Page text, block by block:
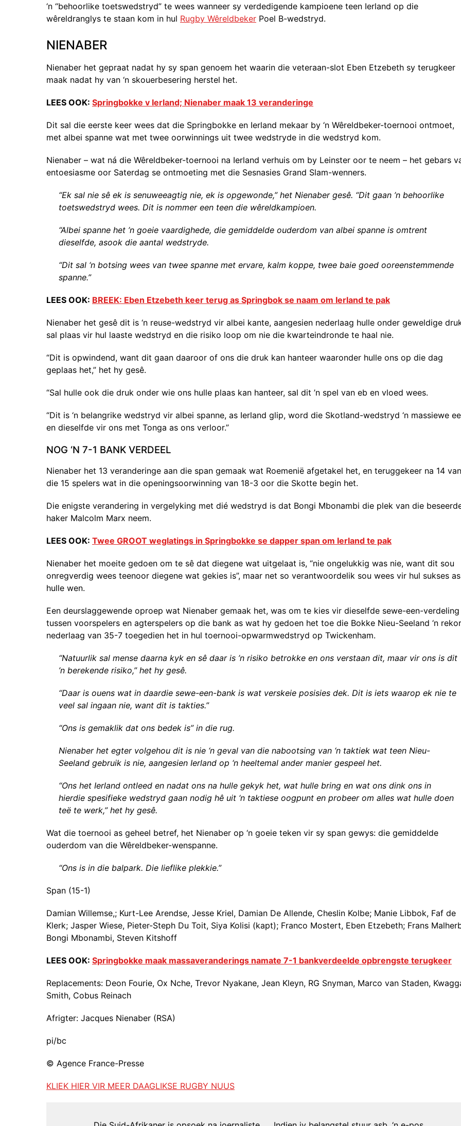
‘n “behoorlike toetswedstryd” te wees wanneer sy verdedigende kampioene teen Ierland op die
wêreldranglys te staan kom in hul Rugby Wêreldbeker Poel B-wedstryd.
NIENABER
Nienaber het gepraat nadat hy sy span genoem het waarin die veteraan-slot Eben Etzebeth sy terugkeer
maak nadat hy van ‘n skouerbesering herstel het.
LEES OOK: Springbokke v Ierland; Nienaber maak 13 veranderinge
Dit sal die eerste keer wees dat die Springbokke en Ierland mekaar by ‘n Wêreldbeker-toernooi ontmoet,
met albei spanne wat met twee oorwinnings uit twee wedstryde in die wedstryd kom.
Nienaber – wat ná die Wêreldbeker-toernooi na Ierland verhuis om by Leinster oor te neem – het gebars
entoesiasme oor Saterdag se ontmoeting met die Sesnasies Grand Slam-wenners.
“Ek sal nie sê ek is senuweeagtig nie, ek is opgewonde,” het Nienaber gesê. “Dit gaan ’n behoorlike
toetswedstryd wees. Dit is nommer een teen die wêreldkampioen.
“Albei spanne het ’n goeie vaardighede, die gemiddelde ouderdom van albei spanne is omtrent
dieselfde, asook die aantal wedstryde.
“Dit sal ‘n botsing wees van twee spanne met ervare, kalm koppe, twee baie goed ooreenstemmende
spanne.”
LEES OOK: BREEK: Eben Etzebeth keer terug as Springbok se naam om Ierland te pak
Nienaber het gesê dit is ‘n reuse-wedstryd vir albei kante, aangesien nederlaag hulle onder geweldige
sal plaas vir hul laaste wedstryd en die risiko loop om nie die kwarteindronde te haal nie.
“Dit is opwindend, want dit gaan daaroor of ons die druk kan hanteer waaronder hulle ons op die dag
geplaas het,” het hy gesê.
“Sal hulle ook die druk onder wie ons hulle plaas kan hanteer, sal dit ’n spel van eb en vloed wees.
“Dit is ‘n belangrike wedstryd vir albei spanne, as Ierland glip, word die Skotland-wedstryd ‘n massiewe
en dieselfde vir ons met Tonga as ons verloor.”
NOG ‘N 7-1 BANK VERDEEL
Nienaber het 13 veranderinge aan die span gemaak wat Roemenië afgetakel het, en teruggekeer na 14 van
die 15 spelers wat in die openingsoorwinning van 18-3 oor die Skotte begin het.
Die enigste verandering in vergelyking met dié wedstryd is dat Bongi Mbonambi die plek van die
haker Malcolm Marx neem.
LEES OOK: Twee GROOT weglatings in Springbokke se dapper span om Ierland te pak
Nienaber het moeite gedoen om te sê dat diegene wat uitgelaat is, “nie ongelukkig was nie, want dit sou
onregverdig wees teenoor diegene wat gekies is”, maar net so verantwoordelik sou wees vir hul sukses as
hulle wen.
Een deurslaggewende oproep wat Nienaber gemaak het, was om te kies vir dieselfde sewe-een-verdeling
tussen voorspelers en agterspelers op die bank as wat hy gedoen het toe die Bokke Nieu-Seeland ‘n
nederlaag van 35-7 toegedien het in hul toernooi-opwarmwedstryd op Twickenham.
“Natuurlik sal mense daarna kyk en sê daar is ’n risiko betrokke en ons verstaan dit, maar vir ons is dit
’n berekende risiko,” het hy gesê.
“Daar is ouens wat in daardie sewe-een-bank is wat verskeie posisies dek. Dit is iets waarop ek nie te
veel sal ingaan nie, want dit is takties.”
“Ons is gemaklik dat ons bedek is” in die rug.
Nienaber het egter volgehou dit is nie ‘n geval van die nabootsing van ‘n taktiek wat teen Nieu-
Seeland gebruik is nie, aangesien Ierland op ‘n heeltemal ander manier gespeel het.
“Ons het Ierland ontleed en nadat ons na hulle gekyk het, wat hulle bring en wat ons dink ons in
hierdie spesifieke wedstryd gaan nodig hê uit ‘n taktiese oogpunt en probeer om alles wat hulle doen
teë te werk,” het hy gesê.
Wat die toernooi as geheel betref, het Nienaber op ‘n goeie teken vir sy span gewys: die gemiddelde
ouderdom van die Wêreldbeker-wenspanne.
“Ons is in die balpark. Die lieflike plekkie.”
Span (15-1)
Damian Willemse,; Kurt-Lee Arendse, Jesse Kriel, Damian De Allende, Cheslin Kolbe; Manie Libbok, Faf de
Klerk; Jasper Wiese, Pieter-Steph Du Toit, Siya Kolisi (kapt); Franco Mostert, Eben Etzebeth; Frans
Bongi Mbonambi, Steven Kitshoff
LEES OOK: Springbokke maak massaveranderings namate 7-1 bankverdeelde opbrengste terugkeer
Replacements: Deon Fourie, Ox Nche, Trevor Nyakane, Jean Kleyn, RG Snyman, Marco van Staden,
Smith, Cobus Reinach
Afrigter: Jacques Nienaber (RSA)
pi/bc
© Agence France-Presse
KLIEK HIER VIR MEER DAAGLIKSE RUGBY NUUS